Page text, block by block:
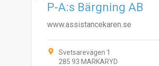
P-A:s Bärgning AB
www.assistancekaren.se
Svetsarevägen 1
285 93 MARKARYD